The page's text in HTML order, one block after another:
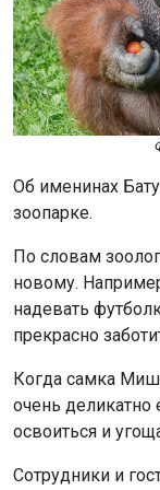
Об именинах
зоопарке.
По словам
новому.
надевать
прекрасно
Когда самка
очень
освоиться и
Сотрудники и